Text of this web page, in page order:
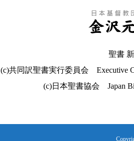
聖書
(c)共同訳聖書実行委員会 Executive
(c)日本聖書協会 Japan